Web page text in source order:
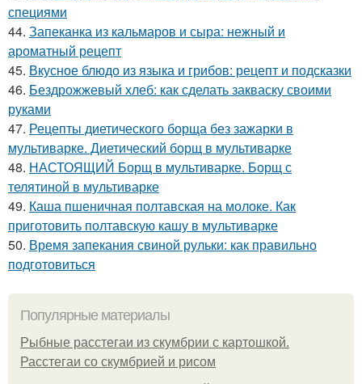
специями
44. Запеканка из кальмаров и сыра: нежный и
ароматный рецепт
45. Вкусное блюдо из языка и грибов: рецепт и подсказки
46. Бездрожжевый хлеб: как сделать закваску своими
руками
47. Рецепты диетического борща без зажарки в
мультиварке. Диетический борщ в мультиварке
48. НАСТОЯЩИЙ Борщ в мультиварке. Борщ с
телятиной в мультиварке
49. Каша пшеничная полтавская на молоке. Как
приготовить полтавскую кашу в мультиварке
50. Время запекания свиной рульки: как правильно
подготовиться
Популярные материалы
Рыбные расстегаи из скумбрии с картошкой.
Расстегаи со скумбрией и рисом